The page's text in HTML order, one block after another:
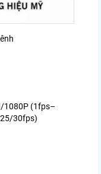
1080P (1fps–
30fps)